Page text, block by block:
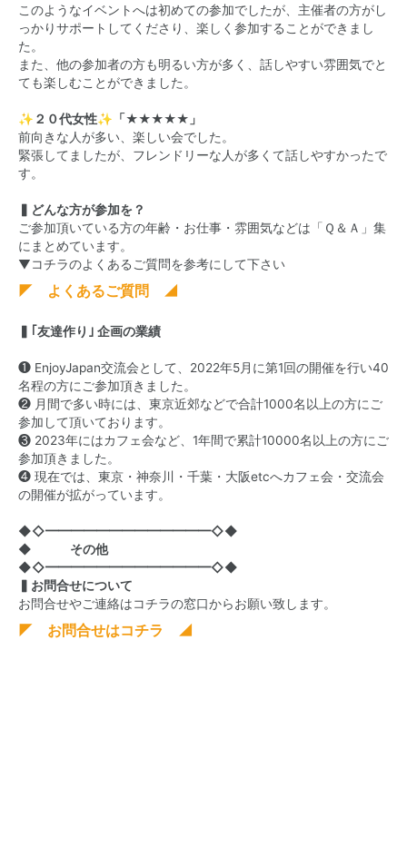
このようなイベントへは初めての参加でしたが、主催者の方がし
っかりサポートしてくださり、楽しく参加することができまし
た。
また、他の参加者の方も明るい方が多く、話しやすい雰囲気でと
ても楽しむことができました。
✨２０代女性✨「★★★★★」
前向きな人が多い、楽しい会でした。
緊張してましたが、フレンドリーな人が多くて話しやすかったで
す。
▍どんな方が参加を？
ご参加頂いている方の年齢・お仕事・雰囲気などは「Ｑ＆Ａ」集
にまとめています。
▼コチラのよくあるご質問を参考にして下さい
◤ よくあるご質問 ◢
▍｢友達作り｣ 企画の業績
❶ EnjoyJapan交流会として、2022年5月に第1回の開催を行い40
名程の方にご参加頂きました。
❷ 月間で多い時には、東京近郊などで合計1000名以上の方にご
参加して頂いております。
❸ 2023年にはカフェ会など、1年間で累計10000名以上の方にご
参加頂きました。
❹ 現在では、東京・神奈川・千葉・大阪etcへカフェ会・交流会
の開催が拡がっています。
◆◇━━━━━━━━━━━━━◇◆
◆ その他
◆◇━━━━━━━━━━━━━◇◆
▍お問合せについて
お問合せやご連絡はコチラの窓口からお願い致します。
◤ お問合せはコチラ ◢